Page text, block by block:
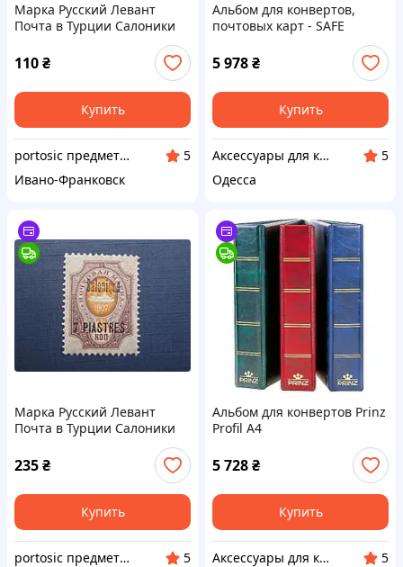
Марка Русский Левант
Почта в Турции Салоники
1909 стандарт корабль 20
пара/4 коп MNH
пожелтение
110₴
Купить
portosic предметы коллекционирования
5
Ивано-Франковск
Альбом для конвертов,
почтовых карт - SAFE
5 978₴
Купить
Аксессуары для коллекционеров SAFE
5
Одесса
Марка Русский Левант
Почта в Турции Салоники
1909 стандарт корабль 7
пиастров/70 коп MH
235₴
Купить
portosic предметы коллекционирования
5
Альбом для конвертов Prinz
Profil A4
5 728₴
Купить
Аксессуары для коллекционеров SAFE
5